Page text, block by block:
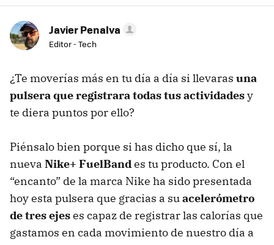
Javier Penalva
Editor - Tech
¿Te moverías más en tu día a día si llevaras una
pulsera que registrara todas tus actividadesy
te diera puntos por ello?
Piénsalo bien porque si has dicho que sí, la
nueva Nike+ FuelBandes tu producto. Con el
“encanto” de la marca Nike ha sido presentada
hoy esta pulsera que gracias a suacelerómetro
de tres ejeses capaz de registrar las calorías que
gastamos en cada movimiento de nuestro día a